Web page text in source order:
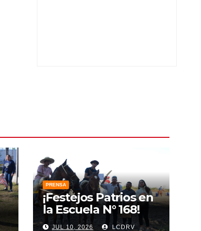
PRENSA
¡Festejos Patrios en
la Escuela N° 168!
JUL 10, 2026 LCDRV